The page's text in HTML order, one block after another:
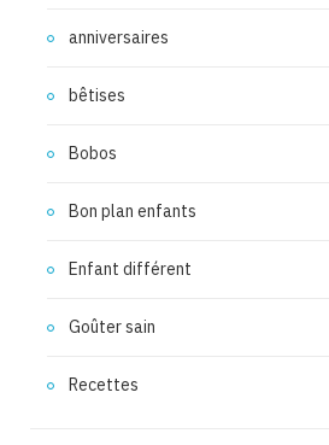
anniversaires
bêtises
Bobos
Bon plan enfants
Enfant différent
Goûter sain
Recettes